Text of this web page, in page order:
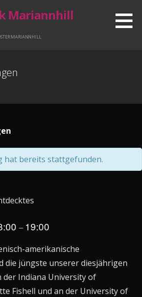
Mariannhill
MARIANNHILL
hat bereits stattgefunden.
– 19:00
amerikanische
die jüngste unserer diesjährigen
der Indiana University of
Fishell und an der University of